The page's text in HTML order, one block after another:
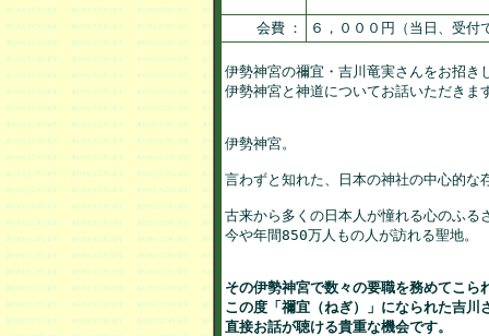
会費 ： ６，０００円（当日、受付
伊勢神宮の禰宜・吉川竜実さんをお招き
伊勢神宮と神道についてお話いただきま
伊勢神宮。
言わずと知れた、日本の神社の中心的な
古来から多くの日本人が憧れる心のふる
今や年間850万人もの人が訪れる聖地。
その伊勢神宮で数々の要職を務めてこら
この度「禰宜（ねぎ）」になられた吉川
直接お話が聴ける貴重な機会です。